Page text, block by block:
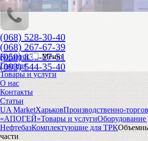
(068) 528-30-40
(068) 267-67-39
(050) 836-27-51
(093) 544-35-40
Корзина
Меню
Главная
Товары и услуги
О нас
Контакты
Статьи
UA MarketХарьковПроизводственно-
«АПОГЕЙ»Товары и услуги
НефтебазКомплектующие для ТРК
части